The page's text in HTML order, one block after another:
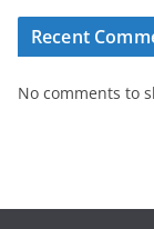
Recent
No comments to